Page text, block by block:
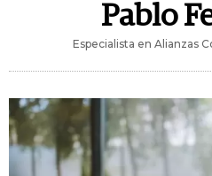
Pablo
Especialista en Alianzas